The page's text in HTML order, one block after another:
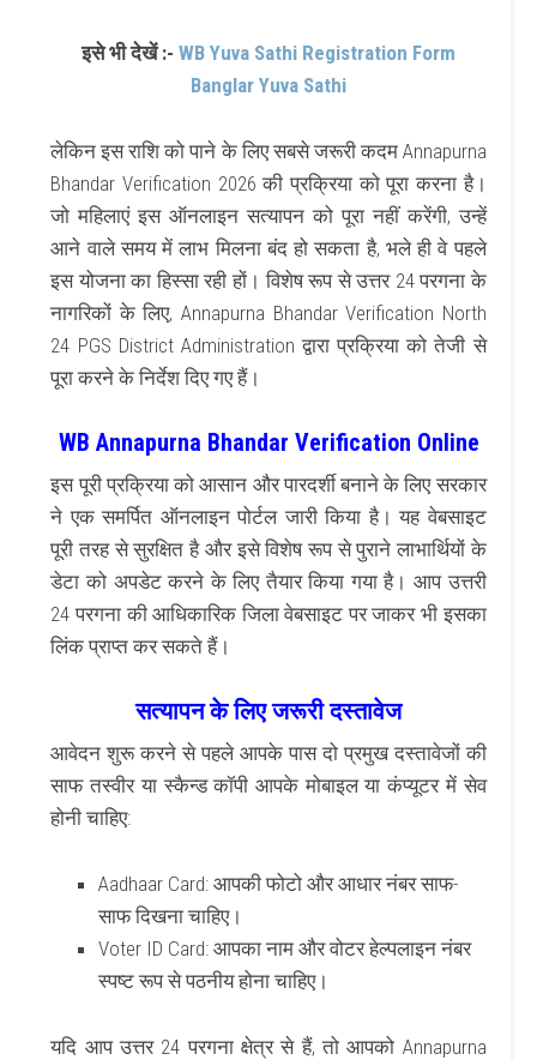
इसे भी देखें :- WB Yuva Sathi Registration Form
Banglar Yuva Sathi
लेकिन इस राशि को पाने के लिए सबसे जरूरी कदम Annapurna
Bhandar Verification 2026 की प्रक्रिया को पूरा करना है।
जो महिलाएं इस ऑनलाइन सत्यापन को पूरा नहीं करेंगी, उन्हें
आने वाले समय में लाभ मिलना बंद हो सकता है, भले ही वे पहले
इस योजना का हिस्सा रही हों। विशेष रूप से उत्तर 24 परगना के
नागरिकों के लिए, Annapurna Bhandar Verification North
24 PGS District Administration द्वारा प्रक्रिया को तेजी से
पूरा करने के निर्देश दिए गए हैं।
WB Annapurna Bhandar Verification Online
इस पूरी प्रक्रिया को आसान और पारदर्शी बनाने के लिए सरकार
ने एक समर्पित ऑनलाइन पोर्टल जारी किया है। यह वेबसाइट
पूरी तरह से सुरक्षित है और इसे विशेष रूप से पुराने लाभार्थियों के
डेटा को अपडेट करने के लिए तैयार किया गया है। आप उत्तरी
24 परगना की आधिकारिक जिला वेबसाइट पर जाकर भी इसका
लिंक प्राप्त कर सकते हैं।
सत्यापन के लिए जरूरी दस्तावेज
आवेदन शुरू करने से पहले आपके पास दो प्रमुख दस्तावेजों की
साफ तस्वीर या स्कैन्ड कॉपी आपके मोबाइल या कंप्यूटर में सेव
होनी चाहिए:
Aadhaar Card: आपकी फोटो और आधार नंबर साफ-
साफ दिखना चाहिए।
Voter ID Card: आपका नाम और वोटर हेल्पलाइन नंबर
स्पष्ट रूप से पठनीय होना चाहिए।
यदि आप उत्तर 24 परगना क्षेत्र से हैं, तो आपको Annapurna